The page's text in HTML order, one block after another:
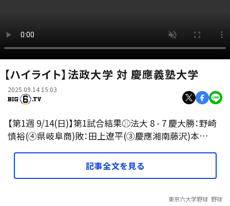
【ハイライト】法政大学 対 慶應義塾大学
2025.09.14 15:03
【第1週 9/14(日)】第1試合結果⚾法大 8 - 7 慶大勝：野崎
慎裕(④県岐阜商)敗：田上遼平(③慶應湘南藤沢)本…
記事全文を見る
東京六大学野球 野球